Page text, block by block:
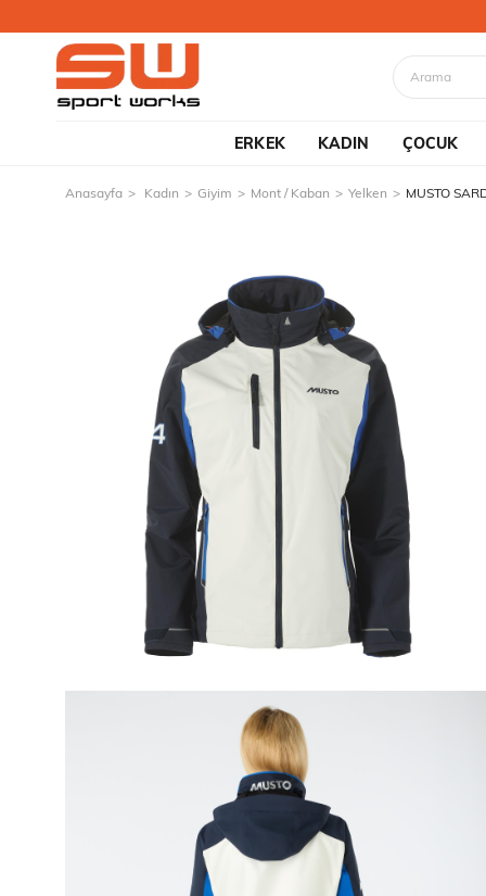
ERKEK KADIN ÇOCUK
Anasayfa Kadın Giyim Mont / Kaban Yelken MUSTO